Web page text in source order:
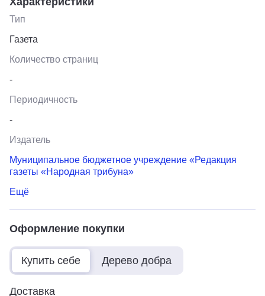
Тип
Газета
Количество страниц
-
Периодичность
-
Издатель
Муниципальное бюджетное учреждение «Редакция
газеты «Народная трибуна»
Ещё
Оформление покупки
Купить себе Дерево добра
Доставка